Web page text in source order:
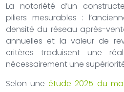
La notoriété d’un
piliers mesurables :
densité du réseau après-
annuelles et la valeur de
critères traduisent une
nécessairement une
Selon uneétude 2025 du